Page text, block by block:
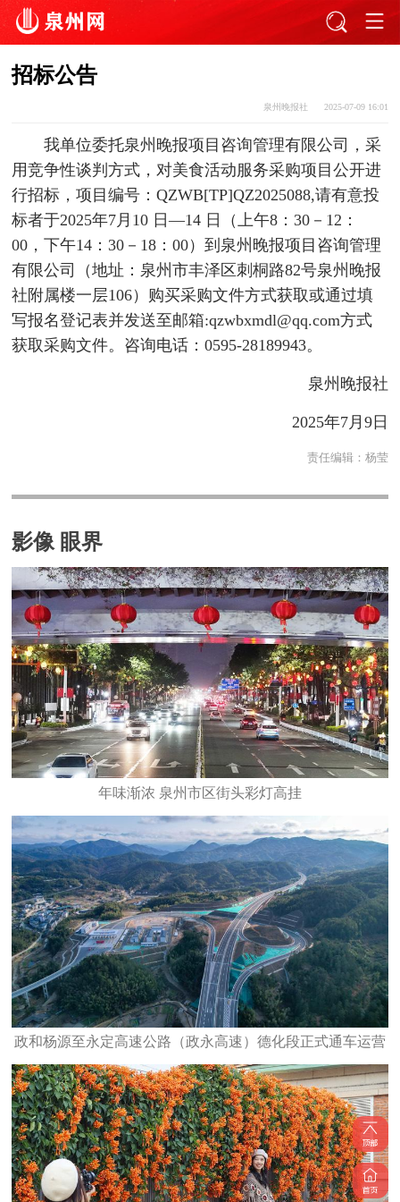
招标公告
泉州晚报社 2025-07-09 16:01
我单位委托泉州晚报项目咨询管理有限公司，采
用竞争性谈判方式，对美食活动服务采购项目公开进
行招标，项目编号：QZWB[TP]QZ2025088,请有意投
标者于2025年7月10 日—14 日（上午8：30－12：
00，下午14：30－18：00）到泉州晚报项目咨询管理
有限公司（地址：泉州市丰泽区刺桐路82号泉州晚报
社附属楼一层106）购买采购文件方式获取或通过填
写报名登记表并发送至邮箱:qzwbxmdl@qq.com方式
获取采购文件。咨询电话：0595-28189943。
泉州晚报社
2025年7月9日
责任编辑： 杨莹
影像 眼界
年味渐浓 泉州市区街头彩灯高挂
政和杨源至永定高速公路（政永高速）德化段正式通车运营